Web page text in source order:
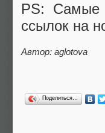
PS: Самые
ссылок на
Автор: aglotova
Поделиться…